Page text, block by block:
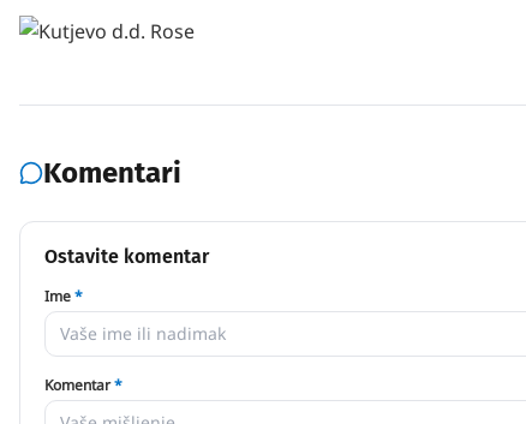
Komentari
Ostavite komentar
Ime*
Komentar*